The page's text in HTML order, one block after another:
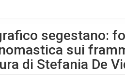
segestano:
sui
di Stefania De